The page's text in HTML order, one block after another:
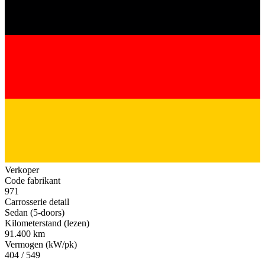
Verkoper
Code fabrikant
971
Carrosserie detail
Sedan (5-doors)
Kilometerstand (lezen)
91.400 km
Vermogen (kW/pk)
404 / 549